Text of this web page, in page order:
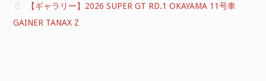
ル
サ
【ギャラリー】2026 SUPER GT RD.1 OKAYAMA 11号車
GAINER TANAX Z